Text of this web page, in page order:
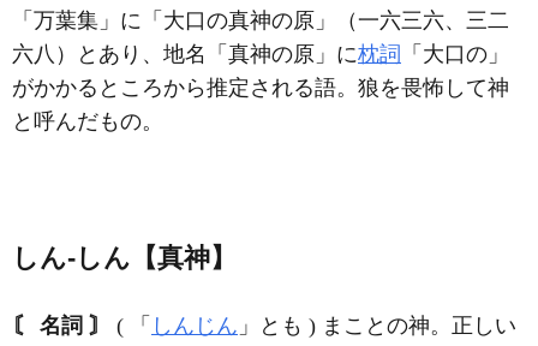
「万葉集」に「大口の真神の原」（一六三六、三二
六八）とあり、地名「真神の原」に枕詞 「大口の」
がかかるところから推定される語。狼を畏怖して神
と呼んだもの。
しん‐しん【真神】
〘 名詞 〙 ( 「 しんじん 」とも ) まことの神。正しい